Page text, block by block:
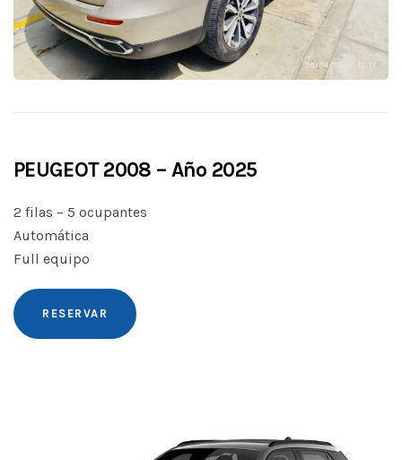
PEUGEOT 2008 – Año 2025
2 filas – 5 ocupantes
Automática
Full equipo
RESERVAR